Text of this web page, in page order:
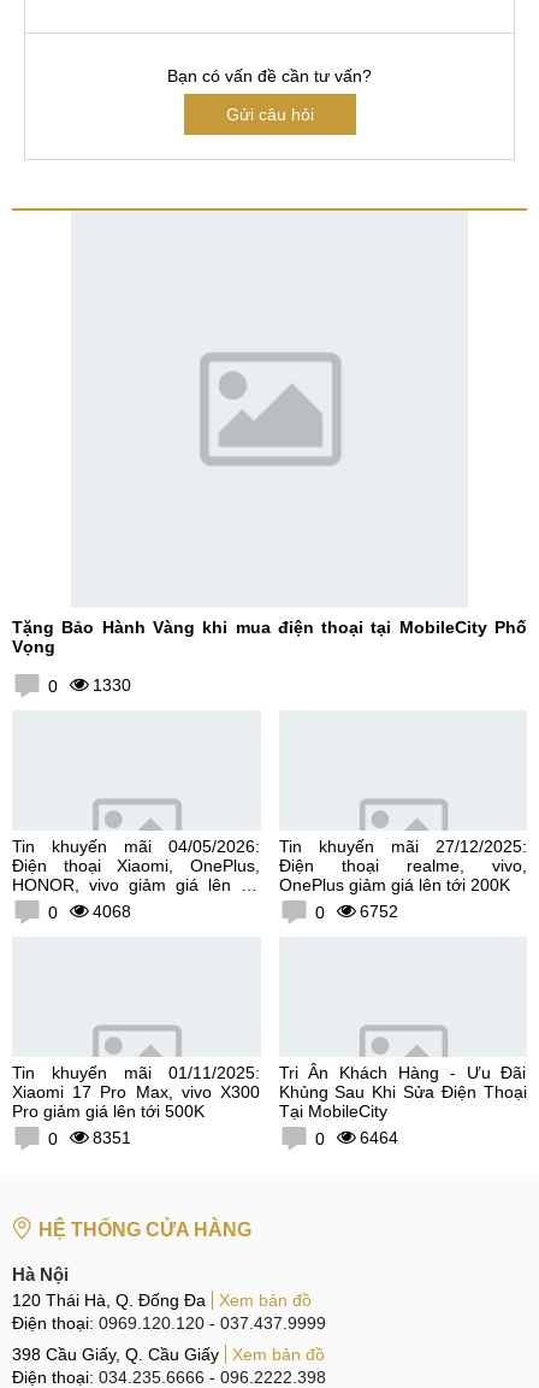
Bạn có vấn đề cần tư vấn?
Gửi câu hỏi
Tặng Bảo Hành Vàng khi mua điện thoại tại MobileCity Phố
Vọng
0 1330
Tin khuyến mãi 04/05/2026:
Điện thoại Xiaomi, OnePlus,
HONOR, vivo giảm giá lên tới
300K0 4068
Tin khuyến mãi 27/12/2025:
Điện thoại realme, vivo,
OnePlus giảm giá lên tới 200K
0
6752
Tin khuyến mãi 01/11/2025:
Xiaomi 17 Pro Max, vivo X300
Pro giảm giá lên tới 500K
0
8351
Tri Ân Khách Hàng - Ưu Đãi
Khủng Sau Khi Sửa Điện Thoại
Tại MobileCity
0
6464
HỆ THỐNG CỬA HÀNG
Hà Nội
120 Thái Hà, Q. Đống Đa
Xem bản đồ
Điện thoại: 0969.120.120 - 037.437.9999
398 Cầu Giấy, Q. Cầu Giấy
Xem bản đồ
Điện thoại: 034.235.6666 - 096.2222.398